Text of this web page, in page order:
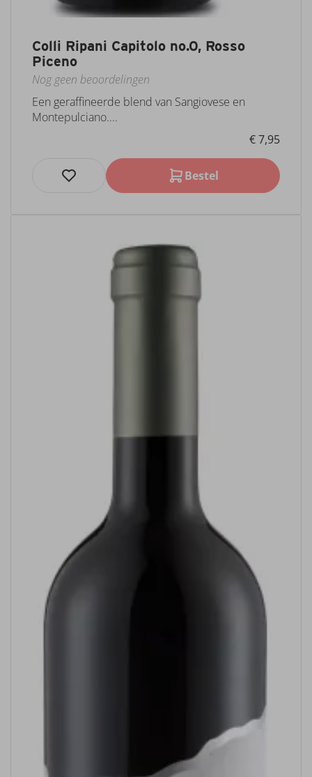
Colli Ripani Capitolo no.0, Rosso
Piceno
Nog geen beoordelingen
Een geraffineerde blend van Sangiovese en
Montepulciano....
€ 7,95
Bestel